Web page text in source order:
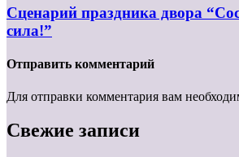
Сценарий праздника двора
сила!”
Отправить комментарий
Для отправки комментария вам
Свежие записи